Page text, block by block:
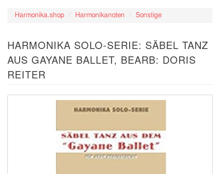
Harmonika.shop Harmonikanoten Sonstige
HARMONIKA SOLO-SERIE: SÄBEL TANZ
AUS GAYANE BALLET, BEARB: DORIS
REITER